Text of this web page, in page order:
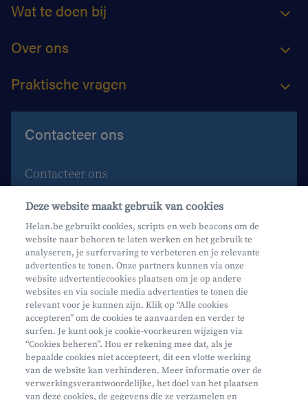
Wat te doen bij
Over ons
Praktische vragen
Contacteer ons
Contacteer ons
Maak een afspraak
Waar vind je ons?
Phishing
Mifid
Privacy
Juridische info
Deze website maakt gebruik van cookies
Helan.be gebruikt cookies, scripts en web beacons om de
website naar behoren te laten werken en het gebruik te
analyseren, je surfervaring te verbeteren en je relevante
advertenties te tonen. Onze partners kunnen via onze
website advertentiecookies plaatsen om je op andere
websites en via sociale media advertenties te tonen die
relevant voor je kunnen zijn. Klik op “Alle cookies
accepteren” om de cookies te aanvaarden en verder te
surfen. Je kunt ook je cookie-voorkeuren wijzigen via
“Cookies beheren”. Hou er rekening mee dat, als je
bepaalde cookies niet accepteert, dit een vlotte werking
van de website kan verhinderen. Meer informatie over de
verwerkingsverantwoordelijke, het doel van het plaatsen
van deze cookies, de gegevens die ze verzamelen en